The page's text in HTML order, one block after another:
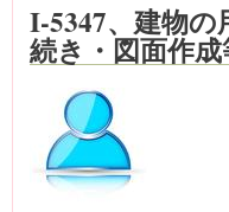
I-5347、建物の
続き・図面作成